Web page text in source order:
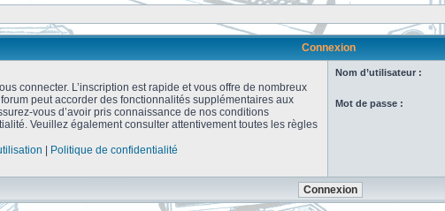
Connexion
connecter. L’inscription est rapide et vous offre de nombreux
peut accorder des fonctionnalités supplémentaires aux
vous d’avoir pris connaissance de nos conditions
Veuillez également consulter attentivement toutes les règles
Politique de confidentialité
Nom d’utilisateur :
Mot de passe :